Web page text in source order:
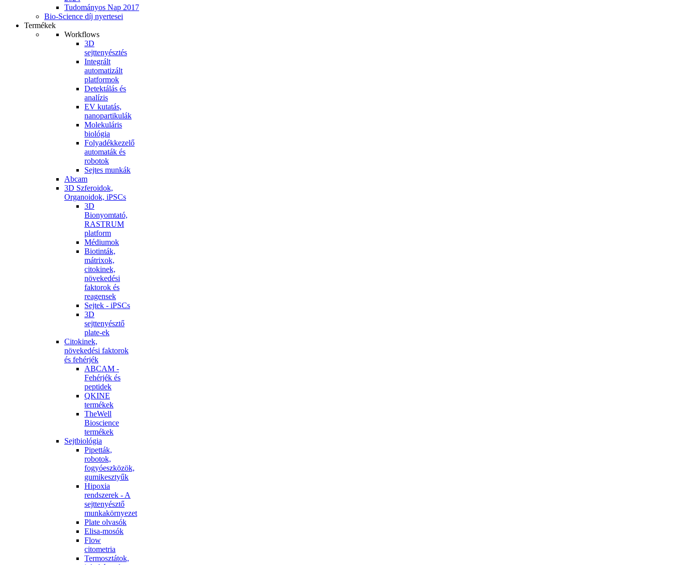
Tudományos Nap 2017
Bio-Science díj nyertesei
Termékek
Workflows
3D
sejttenyésztés
Integrált
automatizált
platformok
Detektálás és
analízis
EV kutatás,
nanopartikulák
Molekuláris
biológia
Folyadékkezelő
automaták és
robotok
Sejtes munkák
Abcam
3D Szferoidok,
Organoidok, iPSCs
3D
Bionyomtató,
RASTRUM
platform
Médiumok
Biotinták,
mátrixok,
citokinek,
növekedési
faktorok és
reagensek
Sejtek - iPSCs
3D
sejttenyésztő
plate-ek
Citokinek,
növekedési faktorok
és fehérjék
ABCAM -
Fehérjék és
peptidek
QKINE
termékek
TheWell
Bioscience
termékek
Sejtbiológia
Pipetták,
robotok,
fogyóeszközök,
gumikesztyűk
Hipoxia
rendszerek - A
sejttenyésztő
munkakörnyezet
Plate olvasók
Elisa-mosók
Flow
citometria
Termosztátok,